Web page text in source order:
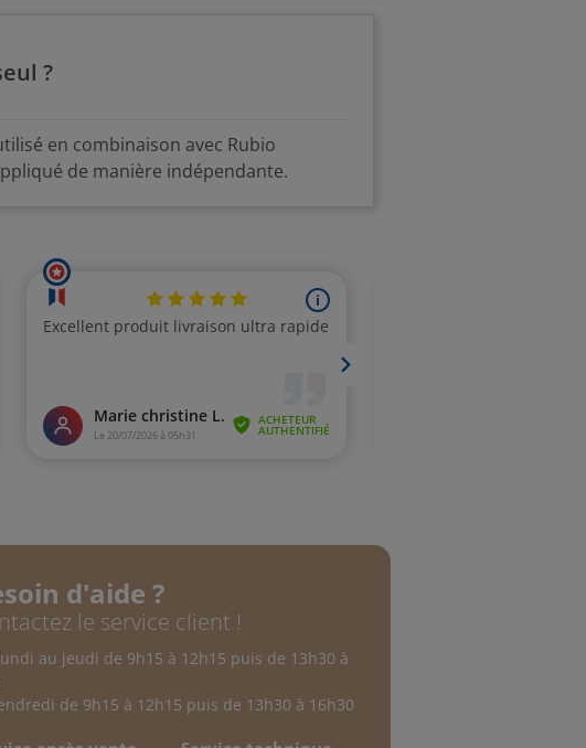
?
en combinaison avec Rubio
de manière indépendante.
d'aide ?
le service client !
au jeudi de 9h15 à 12h15 puis de 13h30 à
de 9h15 à 12h15 puis de 13h30 à 16h30